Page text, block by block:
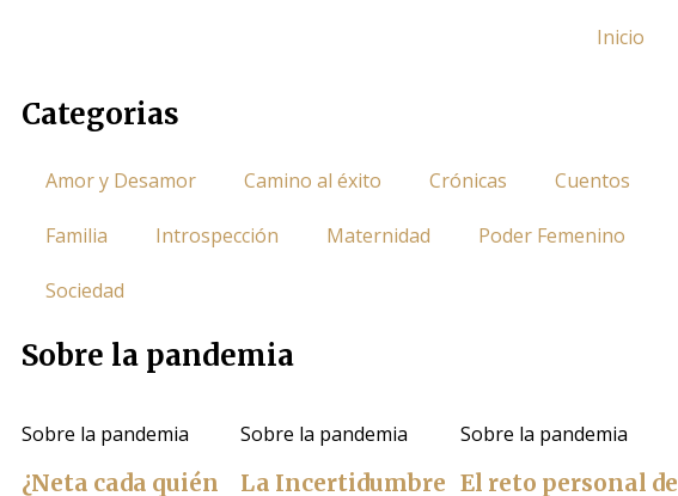
Inicio
Categorias
Amor y Desamor Camino al éxito Crónicas Cuentos
Familia Introspección Maternidad Poder Femenino
Sociedad
Sobre la pandemia
Sobre la pandemia
¿Neta cada quién
Sobre la pandemia
La Incertidumbre
Sobre la pandemia
El reto personal de